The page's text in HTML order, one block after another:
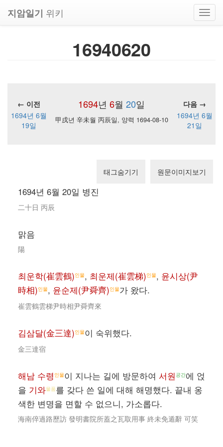
지암일기 위키
16940620
1694년 6월 20일
← 이전
다음 →
1694년 6월
19일
甲戌년 辛未월 丙辰일, 양력 1694-08-10
1694년 6월
21일
태그숨기기 원문이미지보기
1694년 6월 20일 병진
二十日 丙辰
맑음
陽
최운학(崔雲鶴)인물, 최운제(崔雲梯)인물, 윤시상(尹
時相)인물, 윤순제(尹舜齊)인물가 왔다.
崔雲鶴雲梯尹時相尹舜齊來
김삼달(金三達)인물이 숙위했다.
金三達宿
해남 수령 인물이 지나는 길에 방문하여 서원 공간에 얹
을 기와물품를 갖다 쓴 일에 대해 해명했다. 끝내 옹
색한 변명을 면할 수 없으니, 가소롭다.
海南倅過路歷訪 發明書院所蓋之瓦取用事 終未免遁辭 可笑